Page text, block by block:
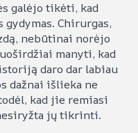
galėjo tikėti, kad
Chirurgas,
nebūtinai norėjo
manyti, kad
daro dar labiau
dažnai išlieka ne
kad jie remiasi
jų tikrinti.